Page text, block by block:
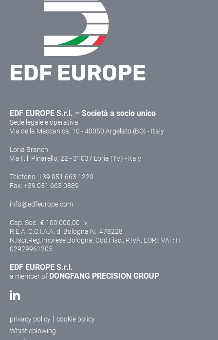
EDF EUROPE S.r.l. – Società a socio unico
Sede legale e operativa:
Via della Meccanica, 10 - 40050 Argelato (BO) - Italy
Loria Branch:
Via F.lli Pinarello, 22 - 31037 Loria (TV) - Italy
Telefono: +39 051 663 1220
Fax: +39 051 663 0889
info@edfeurope.com
Cap. Soc.: € 100.000,00 i.v.
R.E.A. C.C.I.A.A. di Bologna N.: 478228
N.Iscr.Reg.Imprese Bologna, Cod.Fisc., P.IVA, EORI, VAT: IT
02929961205
EDF EUROPE S.r.l.
a member of DONGFANG PRECISION GROUP
privacy policy
cookie policy
Whistleblowing